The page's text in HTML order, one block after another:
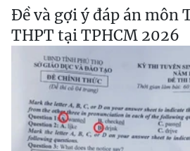
Đề và gợi ý đáp án môn
THPT tại TPHCM 2026